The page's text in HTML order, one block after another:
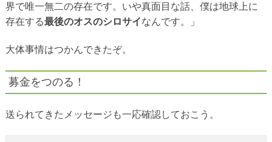
界で唯一無二の存在です。いや真面目な話、僕は地球上に
存在する最後のオスのシロサイなんです。」
大体事情はつかんできたぞ。
募金をつのる！
送られてきたメッセージも一応確認しておこう。